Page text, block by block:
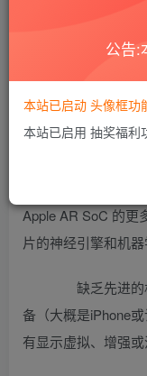
三款 AR/VR 芯片
知情人士透
产需要至少 1 年时
Apple AR SoC 的更
片的神经引擎和机器
缺乏先进的
备（大概是iPhone
有显示虚拟、增强
公告:
本站已启动 头像框功
本站已启用 抽奖福利